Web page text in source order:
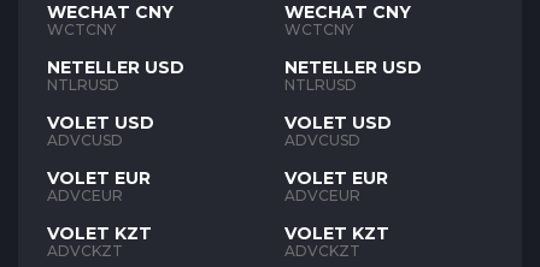
WECHAT CNY
WCTCNY
NETELLER USD
NTLRUSD
VOLET USD
ADVCUSD
VOLET EUR
ADVCEUR
VOLET KZT
ADVCKZT
WECHAT CNY
WCTCNY
NETELLER USD
NTLRUSD
VOLET USD
ADVCUSD
VOLET EUR
ADVCEUR
VOLET KZT
ADVCKZT